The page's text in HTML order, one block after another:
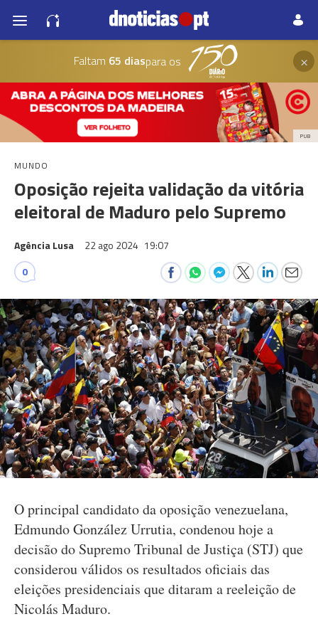
Faltam 65 diaspara os ×
PUB
MUNDO
Oposição rejeita validação da vitória
eleitoral de Maduro pelo Supremo
Agência Lusa 22 ago 2024 19:07
0
O principal candidato da oposição venezuelana,
Edmundo González Urrutia, condenou hoje a
decisão do Supremo Tribunal de Justiça (STJ) que
considerou válidos os resultados oficiais das
eleições presidenciais que ditaram a reeleição de
Nicolás Maduro.